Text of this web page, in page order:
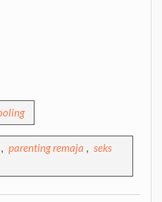
, parenting remaja , seks